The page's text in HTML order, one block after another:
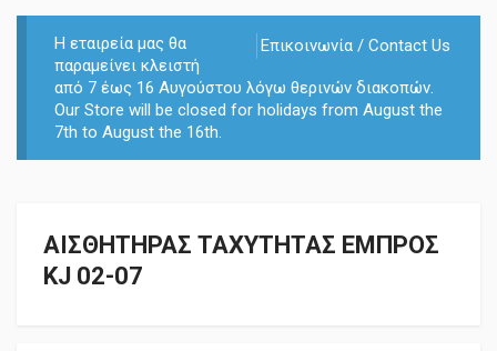
Επικοινωνία / Contact Us
Η εταιρεία μας θα
παραμείνει κλειστή
από 7 έως 16 Αυγούστου λόγω θερινών διακοπών.
Our Store will be closed for holidays from August the
7th to August the 16th.
ΑΙΣΘΗΤΗΡΑΣ ΤΑΧΥΤΗΤΑΣ ΕΜΠΡΟΣ
KJ 02-07